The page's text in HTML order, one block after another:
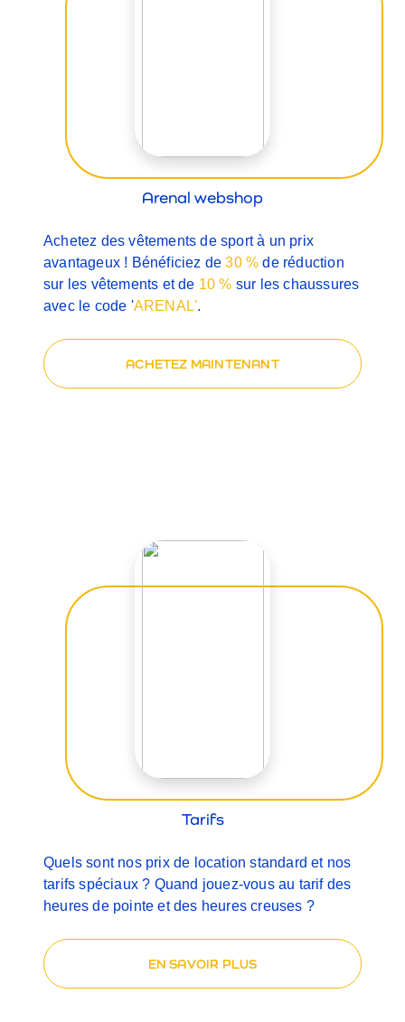
Arenal webshop
Achetez des vêtements de sport à un prix
avantageux ! Bénéficiez de30 % de réduction
sur les vêtements et de 10 % sur les chaussures
avec le code 'ARENAL'.
ACHETEZ MAINTENANT
Tarifs
Quels sont nos prix de location standard et nos
tarifs spéciaux ? Quand jouez-vous au tarif des
heures de pointe et des heures creuses ?
EN SAVOIR PLUS